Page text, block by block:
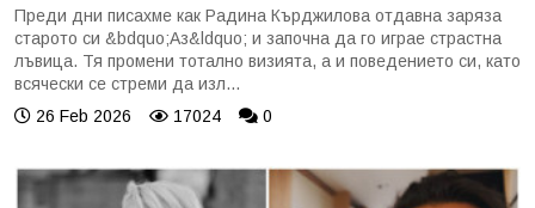
Преди дни писахме как Радина Кърджилова отдавна заряза
старото си &bdquo;Аз&ldquo; и започна да го играе страстна
лъвица. Тя промени тотално визията, а и поведението си, като
всячески се стреми да изл...
26 Feb 2026
17024 0